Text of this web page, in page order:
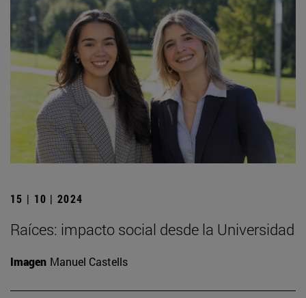
15 | 10 | 2024
Raíces: impacto social desde la Universidad
Imagen Manuel Castells